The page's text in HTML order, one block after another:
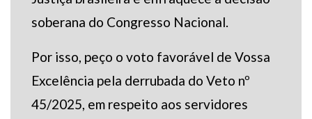
soberana do Congresso Nacional.
Por isso, peço o voto favorável de Vossa
Excelência pela derrubada do Veto nº
45/2025, em respeito aos servidores